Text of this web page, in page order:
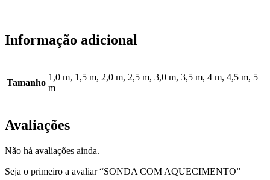
Informação adicional
Tamanho
1,0 m, 1,5 m, 2,0 m, 2,5 m, 3,0 m, 3,5 m, 4 m, 4,5 m, 5
m
Avaliações
Não há avaliações ainda.
Seja o primeiro a avaliar “SONDA COM AQUECIMENTO”